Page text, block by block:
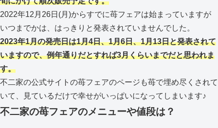
2022年12月26日(月)からすでに苺フェアは始まっていますが
いつまでかは、はっきりと発表されていませんでした。
2023年1月の発売日は1月4日、1月6日、1月13日と発表されて
いますので、例年通りだとすれば3月くらいまでだと思われま
す。
不二家の公式サイトの苺フェアのページも苺で埋め尽くされて
いて、見ているだけで幸せがいっぱいになってしまいます♪
不二家の苺フェアのメニューや値段は？